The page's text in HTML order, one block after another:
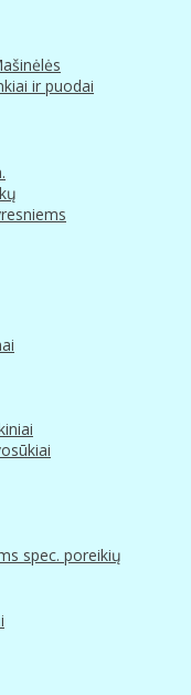
ir puodai
spec. poreikių